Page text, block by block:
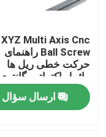
اخبار
همه موارد
XYZ Multi Axis Cnc
Ball Screw راهنمای
حرکت خطی ریل ها
ماژول اکتواتور گانتری
ماژول خطی
ارسال سؤال